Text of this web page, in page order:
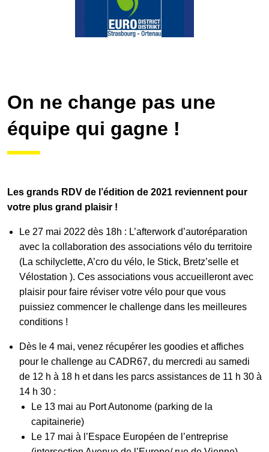
On ne change pas une
équipe qui gagne !
Les grands RDV de l’édition de 2021 reviennent pour
votre plus grand plaisir !
Le 27 mai 2022 dès 18h : L’afterwork d’autoréparation
avec la collaboration des associations vélo du territoire
(La schilyclette, A’cro du vélo, le Stick, Bretz’selle et
Vélostation ). Ces associations vous accueilleront avec
plaisir pour faire réviser votre vélo pour que vous
puissiez commencer le challenge dans les meilleures
conditions !
Dès le 4 mai, venez récupérer les goodies et affiches
pour le challenge au CADR67, du mercredi au samedi
de 12 h à 18 h et dans les parcs assistances de 11 h 30 à
14 h 30 :
Le 13 mai au Port Autonome (parking de la
capitainerie)
Le 17 mai à l’Espace Européen de l’entreprise